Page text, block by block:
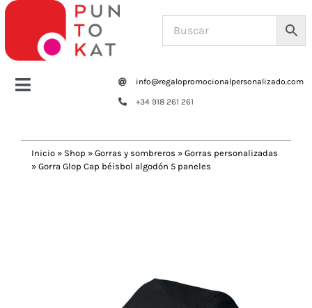
Saltar
contenido
Toggle
Tazas y botellas
info@regalopromocionalpersonalizado.com
+34 918 261 261
Inicio » Shop » Gorras y sombreros » Gorras personalizadas
» Gorra Glop Cap béisbol algodón 5 paneles